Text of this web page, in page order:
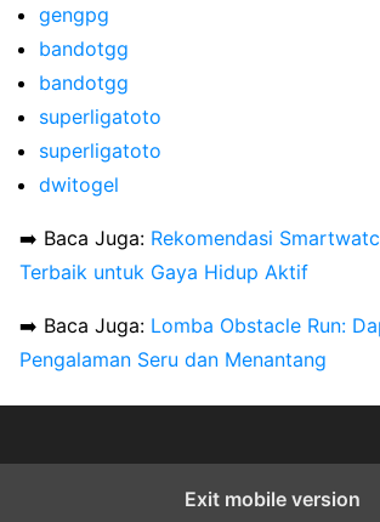
gengpg
bandotgg
bandotgg
superligatoto
superligatoto
dwitogel
➡️ Baca Juga: Rekomendasi
Terbaik untuk Gaya Hidup Aktif
➡️ Baca Juga: Lomba Obstacle Run:
Pengalaman Seru dan Menantang
Exit mobile version